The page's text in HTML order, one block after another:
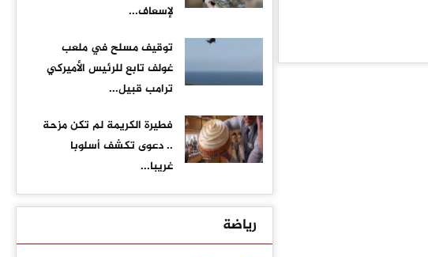
لإسعاف...
توقيف مسلح في ملعب
غولف تابع للرئيس الأميركي
ترامب قبيل...
فطيرة الكريمة لم تكن مزحة
.. دعوى تكشف أسلوبا
غريبا...
رياضة